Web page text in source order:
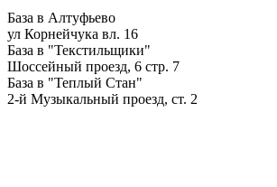
База в Алтуфьево
ул Корнейчука вл. 16
База в "Текстильщики"
Шоссейный проезд, 6 стр. 7
База в "Теплый Стан"
2-й Музыкальный проезд, ст. 2